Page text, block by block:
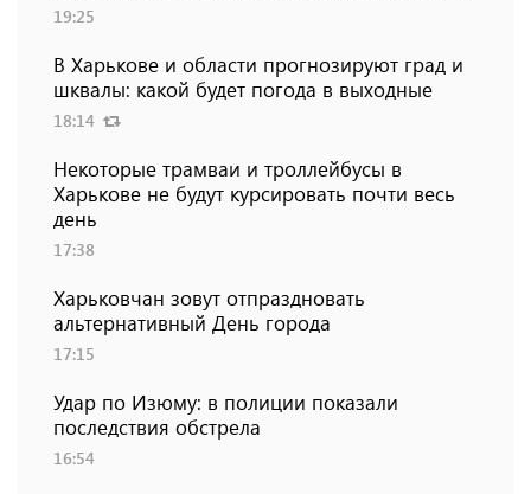
19:25
В Харькове и области прогнозируют град и
шквалы: какой будет погода в выходные
18:14
Некоторые трамваи и троллейбусы в
Харькове не будут курсировать почти весь
день
17:38
Харьковчан зовут отпраздновать
альтернативный День города
17:15
Удар по Изюму: в полиции показали
последствия обстрела
16:54